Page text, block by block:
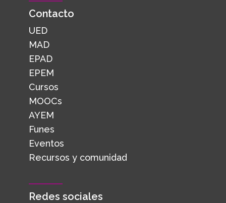
Contacto
UED
MAD
EPAD
EPEM
Cursos
MOOCs
AYEM
Funes
Eventos
Recursos y comunidad
Redes sociales